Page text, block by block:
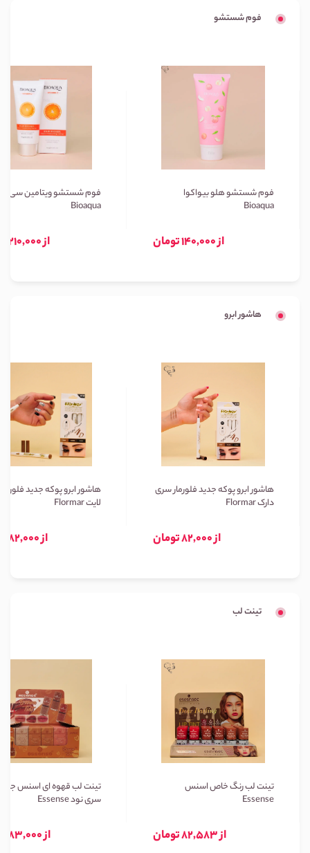
فوم شستشو
فوم شستشو هلو بیواکوا
Bioaqua
از 140,000 تومان
فوم شستشو ویتامین سی
Bioaqua
از 210,000 تومان
هاشور ابرو
هاشور ابرو پوکه جدید فلورمار سری
دارک Flormar
از 82,000 تومان
هاشور ابرو پوکه جدید
لایت Flormar
از 82,000 تومان
تینت لب
تینت لب رنگ خاص اسنس
Essense
از 82,583 تومان
تینت لب قهوه ای اسنس
سری نود Essense
از 83,000 تومان